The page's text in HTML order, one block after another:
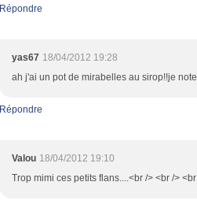
Répondre
yas67 18/04/2012 19:28
ah j'ai un pot de mirabelles au sirop!!je
Répondre
Valou 18/04/2012 19:10
Trop mimi ces petits flans....<br /> <br />